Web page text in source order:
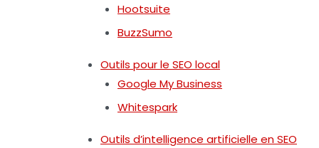
Hootsuite
BuzzSumo
Outils pour le SEO local
Google My Business
Whitespark
Outils d’intelligence artificielle en SEO